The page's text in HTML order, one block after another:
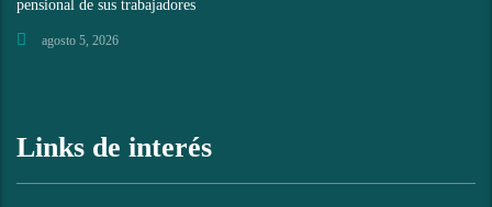
pensional de sus trabajadores
agosto 5, 2026
Links de interés